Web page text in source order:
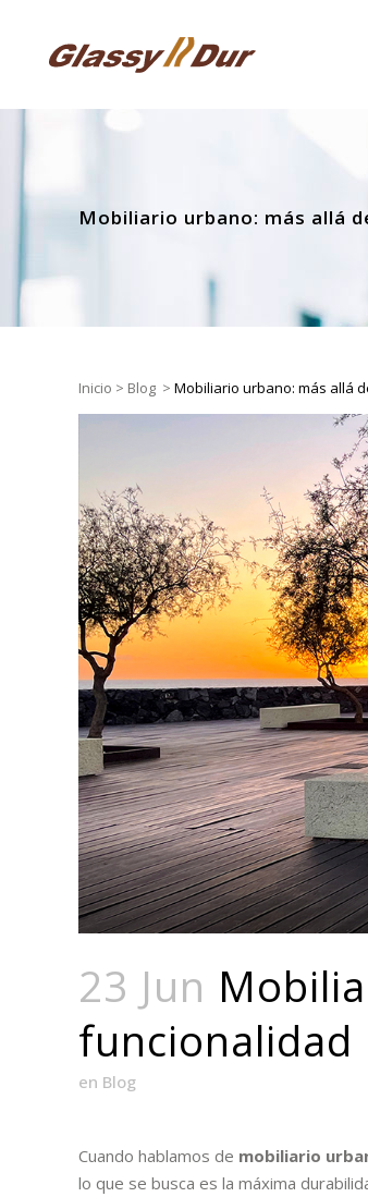
Mobiliario urbano: más allá
Inicio > Blog > Mobiliario urbano: más allá
23 Jun
funcionalidad
en Blog
Cuando hablamos de mobiliario
lo que se busca es la máxima